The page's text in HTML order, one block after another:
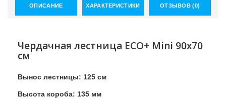
ОПИСАНИЕ ХАРАКТЕРИСТИКИ ОТЗЫВОВ (0)
Чердачная лестница ECO+ Mini 90х70
см
Вынос лестницы: 125 см
Высота короба: 135 мм